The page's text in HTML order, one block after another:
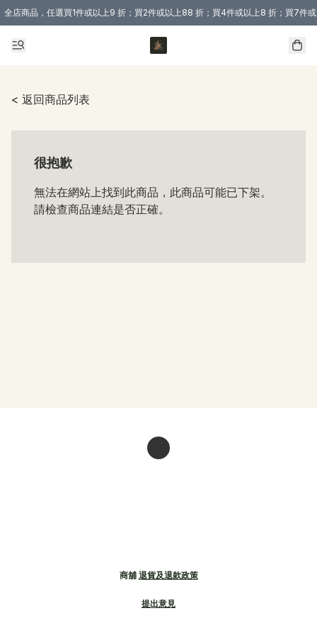
全店商品，任選買1件或以上9 折；買2件或以上88 折；買4件或以上8 折；買7件
購買 3 件商品或以上即享免運費優惠！（適用於 本地送貨、本地取貨 )
< 返回商品列表
很抱歉
無法在網站上找到此商品，此商品可能已下架。
請檢查商品連結是否正確。
商舖 退貨及退款政策
提出意見